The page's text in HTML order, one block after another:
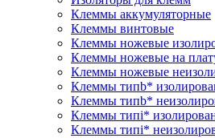
Клеммы аккумуляторные
Клеммы винтовые
Клеммы ножевые
Клеммы ножевые на
Клеммы ножевые
Клеммы типb*
Клеммы типb*
Клеммы типi*
Клеммы типi*